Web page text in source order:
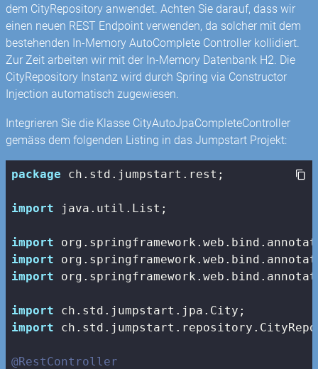
dem CityRepository anwendet. Achten Sie darauf, dass wir
einen neuen REST Endpoint verwenden, da solcher mit dem
bestehenden In-Memory AutoComplete Controller kollidiert.
Zur Zeit arbeiten wir mit der In-Memory Datenbank H2. Die
CityRepository Instanz wird durch Spring via Constructor
Injection automatisch zugewiesen.
Integrieren Sie die Klasse CityAutoJpaCompleteController
gemäss dem folgenden Listing in das Jumpstart Projekt:
package ch.std.jumpstart.rest;
import java.util.List;
import
import
import
import
import
@RestController